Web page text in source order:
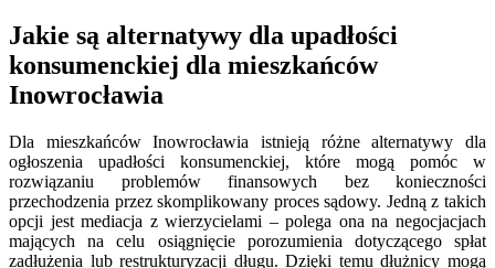
Jakie są alternatywy dla upadłości
konsumenckiej dla mieszkańców
Inowrocławia
Dla mieszkańców Inowrocławia istnieją różne alternatywy dla
ogłoszenia upadłości konsumenckiej, które mogą pomóc w
rozwiązaniu problemów finansowych bez konieczności
przechodzenia przez skomplikowany proces sądowy. Jedną z takich
opcji jest mediacja z wierzycielami – polega ona na negocjacjach
mających na celu osiągnięcie porozumienia dotyczącego spłat
zadłużenia lub restrukturyzacji długu. Dzięki temu dłużnicy mogą